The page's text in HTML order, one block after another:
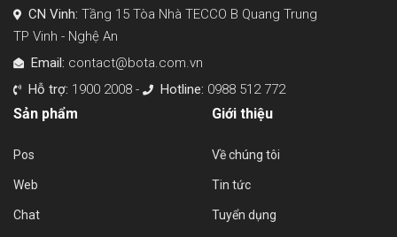
CN Vinh: Tầng 15 Tòa Nhà TECCO B Quang Trung
TP Vinh - Nghệ An
Email: contact@bota.com.vn
Hỗ trợ: 1900 2008 - Hotline: 0988 512 772
Sản phẩm
Pos
Web
Chat
Giới thiệu
Về chúng tôi
Tin tức
Tuyển dụng